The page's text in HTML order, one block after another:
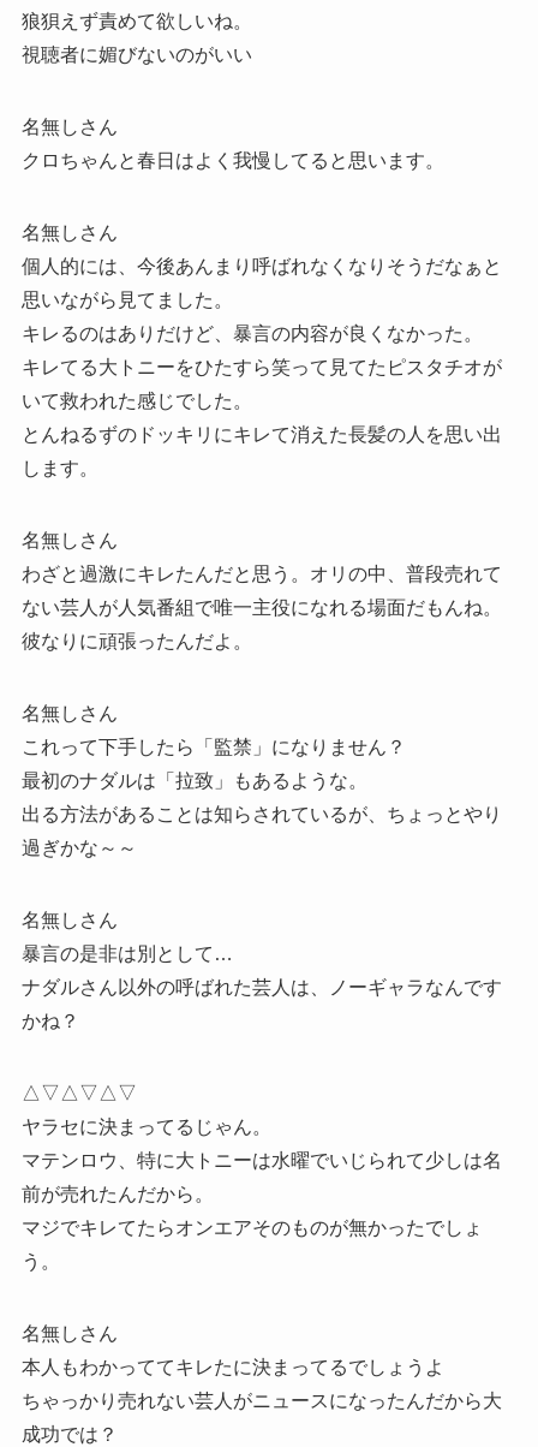
狼狽えず責めて欲しいね。
視聴者に媚びないのがいい
名無しさん
クロちゃんと春日はよく我慢してると思います。
名無しさん
個人的には、今後あんまり呼ばれなくなりそうだなぁと
思いながら見てました。
キレるのはありだけど、暴言の内容が良くなかった。
キレてる大トニーをひたすら笑って見てたピスタチオが
いて救われた感じでした。
とんねるずのドッキリにキレて消えた長髪の人を思い出
します。
名無しさん
わざと過激にキレたんだと思う。オリの中、普段売れて
ない芸人が人気番組で唯一主役になれる場面だもんね。
彼なりに頑張ったんだよ。
名無しさん
これって下手したら「監禁」になりません？
最初のナダルは「拉致」もあるような。
出る方法があることは知らされているが、ちょっとやり
過ぎかな～～
名無しさん
暴言の是非は別として…
ナダルさん以外の呼ばれた芸人は、ノーギャラなんです
かね？
△▽△▽△▽
ヤラセに決まってるじゃん。
マテンロウ、特に大トニーは水曜でいじられて少しは名
前が売れたんだから。
マジでキレてたらオンエアそのものが無かったでしょ
う。
名無しさん
本人もわかっててキレたに決まってるでしょうよ
ちゃっかり売れない芸人がニュースになったんだから大
成功では？